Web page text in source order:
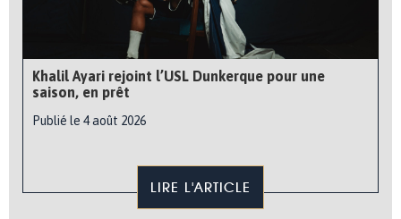
Khalil Ayari rejoint l’USL Dunkerque pour une
saison, en prêt
Publié le 4 août 2026
LIRE L'ARTICLE